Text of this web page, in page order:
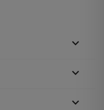


